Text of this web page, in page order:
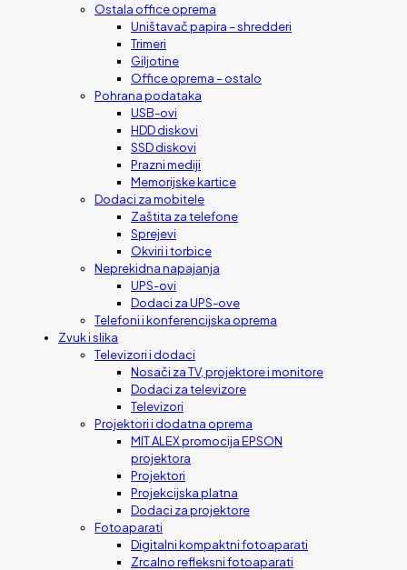
Ostala office oprema
Uništavač papira – shredderi
Trimeri
Giljotine
Office oprema – ostalo
Pohrana podataka
USB-ovi
HDD diskovi
SSD diskovi
Prazni mediji
Memorijske kartice
Dodaci za mobitele
Zaštita za telefone
Sprejevi
Okviri i torbice
Neprekidna napajanja
UPS-ovi
Dodaci za UPS-ove
Telefoni i konferencijska oprema
Zvuk i slika
Televizori i dodaci
Nosači za TV, projektore i monitore
Dodaci za televizore
Televizori
Projektori i dodatna oprema
MIT ALEX promocija EPSON
projektora
Projektori
Projekcijska platna
Dodaci za projektore
Fotoaparati
Digitalni kompaktni fotoaparati
Zrcalno refleksni fotoaparati